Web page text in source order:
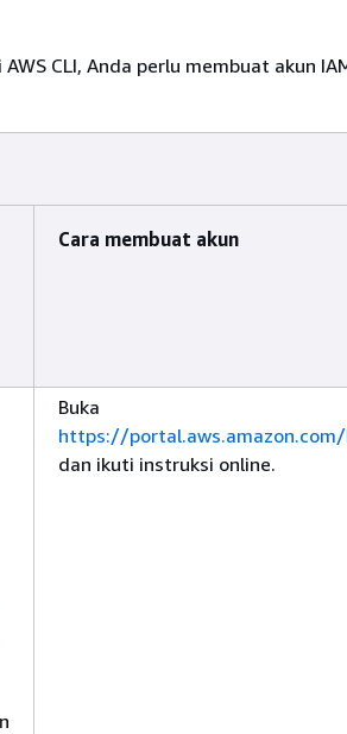
CLI, Anda perlu membuat akun
Cara membuat akun
Buka
https://
dan ikuti instruksi online.